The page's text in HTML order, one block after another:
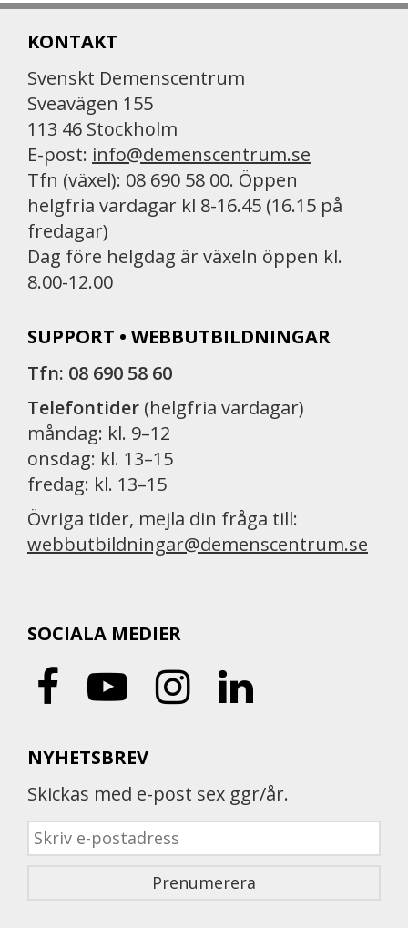
KONTAKT
Svenskt Demenscentrum
Sveavägen 155
113 46 Stockholm
E-post: info@demenscentrum.se
Tfn (växel): 08 690 58 00. Öppen
helgfria vardagar kl 8-16.45 (16.15 på
fredagar)
Dag före helgdag är växeln öppen kl.
8.00-12.00
SUPPORT • WEBBUTBILDNINGAR
Tfn: 08 690 58 60
Telefontider (helgfria vardagar)
måndag: kl. 9–12
onsdag: kl. 13–15
fredag: kl. 13–15
Övriga tider, mejla din fråga till:
webbutbildningar@demenscentrum.se
SOCIALA MEDIER
NYHETSBREV
Skickas med e-post sex ggr/år.